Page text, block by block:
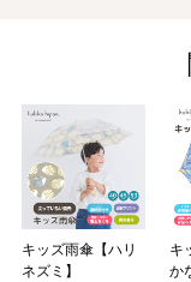
孫のために購入しま
す。傘のサイズも参
無料のラッピングも
していました。
960daikiさん（2件）
非公開 投稿日：2021
キッズ雨傘【ハリ
ネズミ】
キ
か